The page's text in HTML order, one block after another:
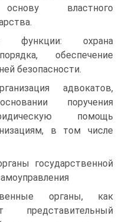
властного
функции: охрана
обеспечение
безопасности.
адвокатов,
поручения
помощь
в том числе
государственной
органы, как